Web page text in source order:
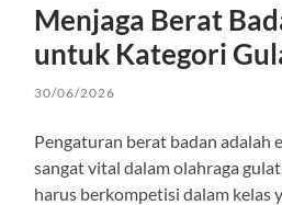
Menjaga Berat
untuk Kategori
30/06/2026
Pengaturan berat badan adalah
sangat vital dalam olahraga
harus berkompetisi dalam kelas